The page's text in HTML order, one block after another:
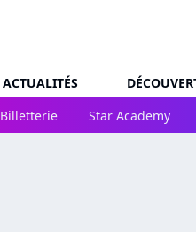
ACTUALITÉS
Billetterie
Star Academy